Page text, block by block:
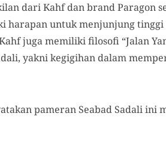
dari Kahf dan brand Paragon
harapan untuk menjunjung
juga memiliki filosofi “Jalan
yakni kegigihan dalam
pameran Seabad Sadali ini